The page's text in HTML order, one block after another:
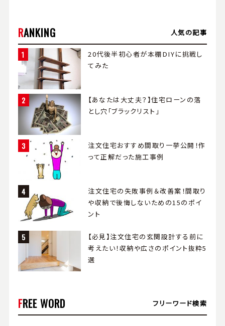
RANKING ⼈気の記事
20代後半初心者が本棚DIYに挑戦し
てみた
【あなたは大丈夫？】住宅ローンの落
とし穴「ブラックリスト」
注文住宅おすすめ間取り一挙公開！作
って正解だった施工事例
注文住宅の失敗事例＆改善案！間取り
や収納で後悔しないための15のポイ
ント
【必見】注文住宅の玄関設計する前に
考えたい！収納や広さのポイント抜粋5
選
FREE WORD フリーワード検索